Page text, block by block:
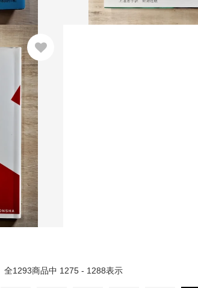
全1293商品中 1275 - 1288表示